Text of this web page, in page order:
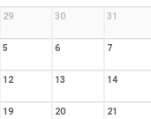
29 30 31
5 6 7
12 13 14
19 20 21